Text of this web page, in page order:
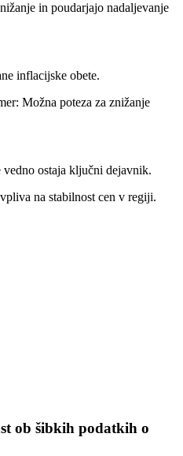
in poudarjajo nadaljevanje
inflacijske obete.
Možna poteza za znižanje
vedno ostaja ključni dejavnik.
na stabilnost cen v regiji.
ob šibkih podatkih o